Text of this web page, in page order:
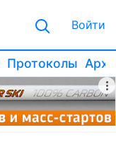
Войти
Протоколы